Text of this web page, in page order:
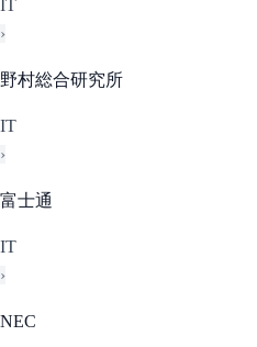
IT
›
野村総合研究所
IT
›
富士通
IT
›
NEC